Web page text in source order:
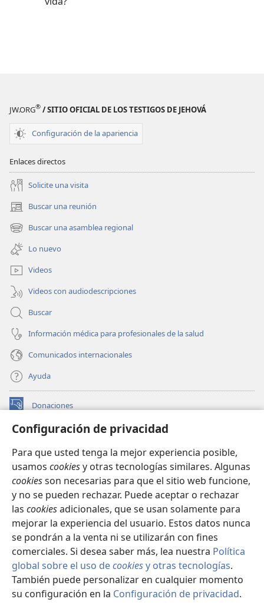
Configuración de privacidad
Para que usted tenga la mejor experiencia posible,
usamos cookiesy otras tecnologías similares. Algunas
cookiesson necesarias para que el sitio web funcione,
y no se pueden rechazar. Puede aceptar o rechazar
las cookiesadicionales, que se usan solamente para
mejorar la experiencia del usuario. Estos datos nunca
se pondrán a la venta ni se utilizarán con fines
comerciales. Si desea saber más, lea nuestra Política
global sobre el uso decookiesy otras tecnologías.
También puede personalizar en cualquier momento
su configuración en la Configuración de privacidad.
JW.ORG® / SITIO OFICIAL DE LOS TESTIGOS DE JEHOVÁ
Configuración de la apariencia
Enlaces directos
Solicite una visita
Buscar una reunión
(abre
una
nueva
ventana)
Buscar una asamblea regional
(abre
una
nueva
ventana)
Lo nuevo
Videos
Videos con audiodescripciones
Buscar
Información médica para profesionales de la salud
Comunicados internacionales
Ayuda
Donaciones
(abre
nueva BIBLIOTECA EN LÍNEA Watchtower™
una
nueva
ventana)
JW Hub
(abre
una
nueva
ventana)
JW Library
Watchtower Library
Copyright© 2026 Watch Tower Bible and Tract Society of Pennsylvania.
CONDICIONES DE USO|POLÍTICA DE PRIVACIDAD|
CONFIGURACIÓN DE PRIVACIDAD